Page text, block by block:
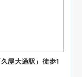
屋大通駅」徒歩1